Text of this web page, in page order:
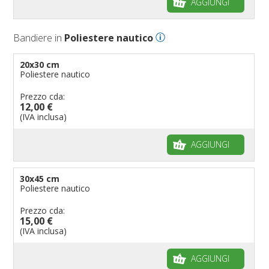
Bandiere per eventi religiosi
Bandiere per ambasciate
Bandiere per riserve naturali e parchi
Bandiere per musicisti
pennoni per bandiere
Bandiere in Poliestere nautico
20x30 cm
Poliestere nautico
Prezzo cda:
12,00 €
(IVA inclusa)
AGGIUNGI
30x45 cm
Poliestere nautico
Prezzo cda:
15,00 €
(IVA inclusa)
AGGIUNGI